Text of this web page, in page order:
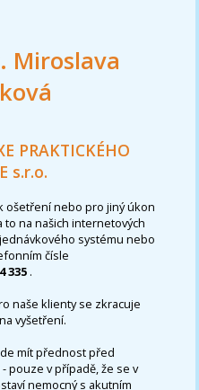
Miroslava
PRAKTICKÉHO
s.r.o.
ošetření nebo pro jiný úkon
na našich internetových
systému nebo
čísle
335 .
naše klienty se zkracuje
vyšetření.
mít přednost před
pouze v případě, že se v
nemocný s akutním